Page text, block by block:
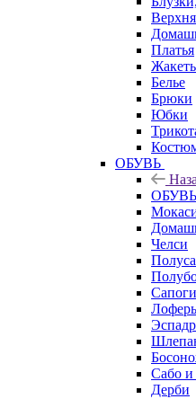
Платья
Белье
Брюки
Юбки
ОБУВЬ
ОБУВЬ
Челси
Сапоги
Сабо
Дерби